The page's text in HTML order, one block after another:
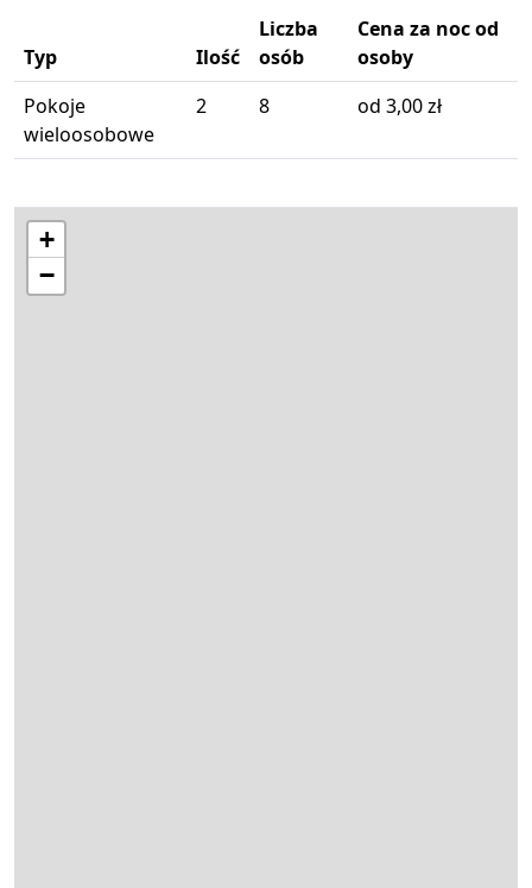
Typ Ilość
Liczba
osób
Cena za noc od
osoby
Pokoje
wieloosobowe
2 8 od 3,00 zł
+
−